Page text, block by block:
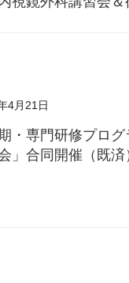
4月21日
期・専門研修プロ
」合同開催（既済